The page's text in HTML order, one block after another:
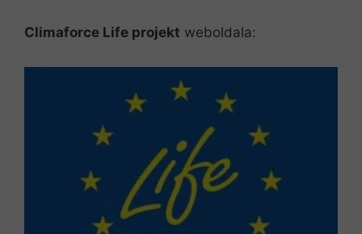
Climaforce Life projekt weboldala: